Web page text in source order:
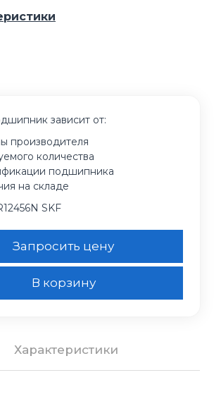
зависит от:
производителя
количества
подшипника
на складе
SKF
Запросить цену
В корзину
Характеристики